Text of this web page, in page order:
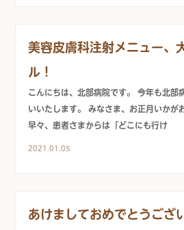
美容皮膚科注射メニュー、
ル！
こんにちは、北部病院です。 今年も北部
いいたします。 みなさま、お正月いかが
早々、患者さまからは「どこにも行け
2021.01.05
あけましておめでとうござ